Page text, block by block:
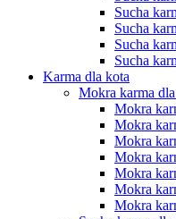
Sucha
Sucha
Sucha
Sucha
Karma dla kota
Mokra karma
Mokra
Mokra
Mokra
Mokra
Mokra
Mokra
Mokra